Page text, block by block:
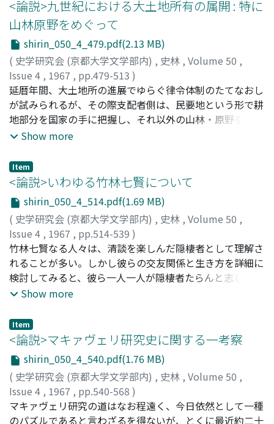
<論説>九世紀における大土地所有の属開 : 特に
山林原野をめぐって
shirin_050_4_479.pdf(2.13 MB)
( 史学研究会 (京都大学文学部内) , 史林 , Volume 50 ,
Issue 4 , 1967 , pp.479-513 )
丸山, 幸彦 Maruyama, Yukihiko; マルヤマ, ユキヒコ
延暦年間、大土地所の進展でゆらぐ律令体制のたてなおし
が試みられるが、その際支配者側は、民要地という形で耕
地部分を国家の手に把握し、それ以外の山林・原野を農民
の形成する共同体の規制力を利用して、大土地所有の一層
府は支配者側のそのような意図をよくあらわしているが、
事実八・九世紀において農業共同体的規制は農民の聞に生
きており、大土地所有はその規制のもとでしか存在しえな
い。それが九世紀末になると上層農民の勢力増大の動きの
中で共同体の崩壊が決定的になり、その結果として民要地
に代表される支配体制もゆきづまる。寛平八年四月の一連
の太政官符は古い体制が無力化し、十世紀以後本格的に展
開する四至設定による大土地所有の基礎がすでにおかれて
いることを示している。
Show more
Item
<論説>いわゆる竹林七賢について
shirin_050_4_514.pdf(1.69 MB)
( 史学研究会 (京都大学文学部内) , 史林 , Volume 50 ,
Issue 4 , 1967 , pp.514-539 )
丹羽, 兌子;Niwa, Taiko;ニワ, タイコ
竹林七賢なる人々は、清談を楽しんだ隠棲者として理解さ
れることが多い。しかし彼らの交友関係と生き方を詳細に
検討してみると、彼ら一人一人が隠棲者たらんと志しては
いなかったことが容易に理解できる。いわゆる竹林清談
間、山陽の嵆康を中心として行われたものと考えられる
が、魏晋交替という特殊な状況のもとで行われたこの清談
には隠棲を図るというよりは、むしろ政治的災難からの保
身のために政界から一時的に退避するという意図を強くみ
ることができる。清談は、起源的には後漢末より士大夫の
家庭生活の中で発達した消遣的談論であるが、しばしば人
物評論の風潮と結びつくことによって、世論をかきたて、
Show more
Item
<論説>マキァヴェリ研究史に関する一考察
shirin_050_4_540.pdf(1.76 MB)
( 史学研究会 (京都大学文学部内) , 史林 , Volume 50 ,
Issue 4 , 1967 , pp.540-568 )
柴山, 英一; Shibayama, Eiichi;シバヤマ, エイイチ
マキァヴェリ研究の道はなお程遠く、今日依然として一種
のパズルであると言わざるを得ないが、とくに最近約二十